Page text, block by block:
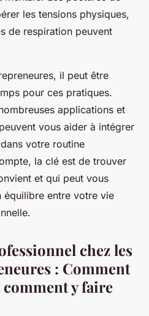
les tensions physiques,
de respiration peuvent
il peut être
pour ces pratiques.
applications et
vous aider à intégrer
votre routine
la clé est de trouver
et qui peut vous
équilibre entre votre vie
chez les
: Comment
y faire